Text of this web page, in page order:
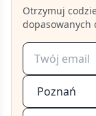
Otrzymuj
dopasowanych
Poznań